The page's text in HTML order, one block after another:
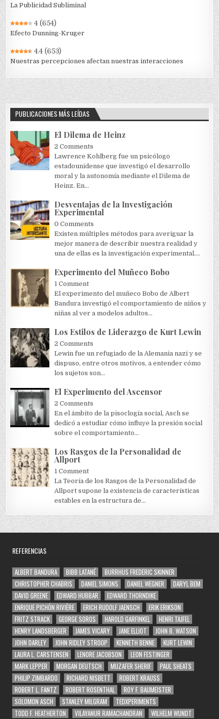
La Publicidad Subliminal
4 (654)
Efecto Dunning-Kruger
4.4 (653)
Nuestras percepciones afectan nuestras interacciones
PUBLICACIONES MÁS LEÍDAS
El Dilema de Heinz
2 Comments
Lawrence Kohlberg fue un psicólogo
estadounidense que investigó el desarrollo
moral y la autonomía mediante el Dilema de
Heinz. En...
Desventajas de la Investigación
Experimental
0 Comments
Existen múltiples métodos para averiguar la
mejor manera de describir nuestra realidad y
una de ellas es la investigación experimental....
Experimento del Muñeco Bobo
1 Comment
El experimento del muñeco Bobo de Albert
Bandura investigó el comportamiento de niños y
niñas al ver a modelos adultos...
Los Estilos de Liderazgo de Kurt Lewin
2 Comments
Lewin fue un refugiado de la Alemania nazi y se
dispuso, entre otros motivos, a entender cómo
los sujetos son...
El Experimento del Ascensor
2 Comments
En el ámbito de la pisoclogía social, Asch se
dedicó a estudiar cómo influye la presión social
sobre el comportamiento...
Los Rasgos de la Personalidad de
Allport
1 Comment
La Teoría de los Rasgos de la Personalidad de
Allport supone la existencia de características
estables en la estructura de...
REFERENCIAS
ALBERT BANDURA BIBB LATANÉ
BURRHUS FREDERIC SKINNER
CHRISTOPHER CHABRIS
DANIEL SIMONS DANIEL WEGNER
DARYL BEM
DAVID GREENE
EDWARD HUBBAR
EDWARD THORNDIKE
ENRIQUE PICHÓN RIVIÈRE
ERICH RUDOLF JAENSCH
ERIK ERIKSON
FRITZ STRACK
GEORGE SOROS HAROLD GARFINKEL
HENRI TAJFEL
HENRY LANDSBERGER
JAMES VICARY JANE ELLIOT
JOHN B. WATSON
JOHN DARLEY
JOHN RIDLEY STROOP KENNETH BENNE
KURT LEWIN
LAURA L. CARSTENSEN
LENORE JACOBSON
LEON FESTINGER
MARK LEPPER
MORGAN DEUTSCH MUZAFER SHERIF
PAUL SHEATS
PHILIP ZIMBARDO
RICHARD NISBETT
ROBERT KRAUSS
ROBERT L. FANTZ
ROBERT ROSENTHAL
ROY F. BAUMEISTER
SOLOMON ASCH
STANLEY MILGRAM
TEDXPERIMENTS
TODD F. HEATHERTON
VILAYANUR RAMACHANDRAN
WILHELM WUNDT